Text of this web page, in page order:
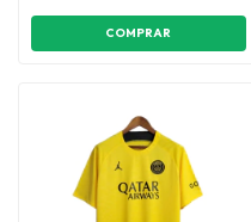
COMPRAR